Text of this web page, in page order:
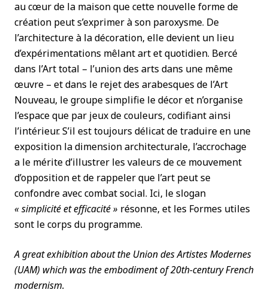
au cœur de la maison que cette nouvelle forme de
création peut s’exprimer à son paroxysme. De
l’architecture à la décoration, elle devient un lieu
d’expérimentations mêlant art et quotidien. Bercé
dans l’Art total – l’union des arts dans une même
œuvre – et dans le rejet des arabesques de l’Art
Nouveau, le groupe simplifie le décor et n’organise
l’espace que par jeux de couleurs, codifiant ainsi
l’intérieur. S’il est toujours délicat de traduire en une
exposition la dimension architecturale, l’accrochage
a le mérite d’illustrer les valeurs de ce mouvement
d’opposition et de rappeler que l’art peut se
confondre avec combat social. Ici, le slogan
« simplicité et efficacité » résonne, et les Formes utiles
sont le corps du programme.
A great exhibition about the Union des Artistes Modernes
(UAM) which was the embodiment of 20th-century French
modernism.